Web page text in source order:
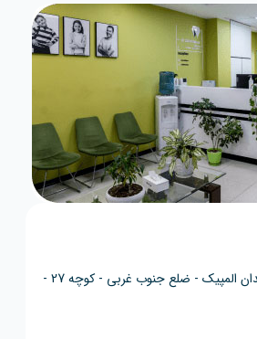
تهران - دهکده المپیک - میدان المپیک - ضلع جنوب غربی - کوچه 27 -